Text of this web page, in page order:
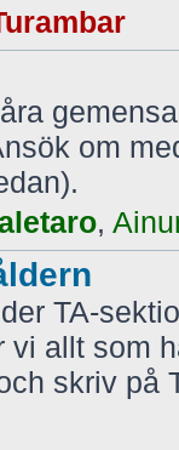
om
,
TA-
vi allt som
skriv på